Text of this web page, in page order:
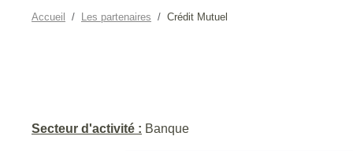
Accueil Les partenaires Crédit Mutuel
Secteur d'activité : Banque